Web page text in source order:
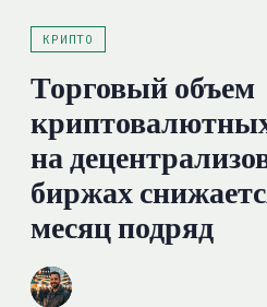
КРИПТО
Торговый объем
на
биржах
месяц подряд